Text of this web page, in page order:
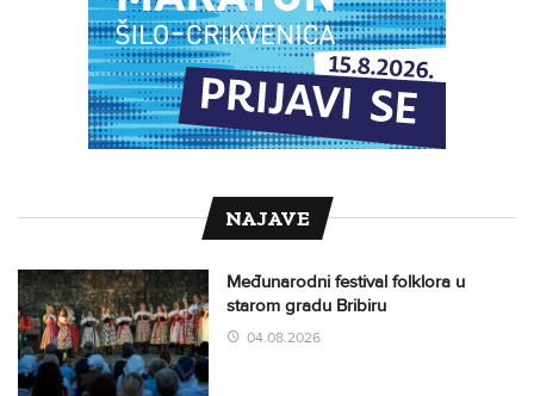
NAJAVE
Međunarodni festival folklora u
starom gradu Bribiru
04.08.2026